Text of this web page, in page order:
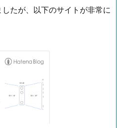
たが、以下のサイトが非常に